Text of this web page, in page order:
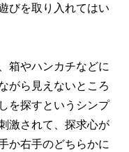
びを取り入れてはい
箱やハンカチなどに
がら見えないところ
を探すというシンプ
激されて、探求心が
か右手のどちらかに